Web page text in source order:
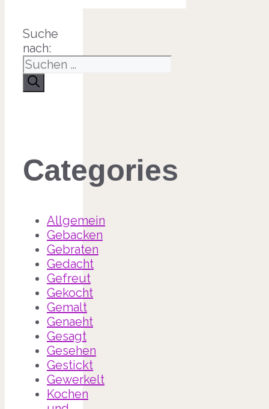
Suche
nach:
Categories
Allgemein
Gebacken
Gebraten
Gedacht
Gefreut
Gekocht
Gemalt
Genaeht
Gesagt
Gesehen
Gestickt
Gewerkelt
Kochen